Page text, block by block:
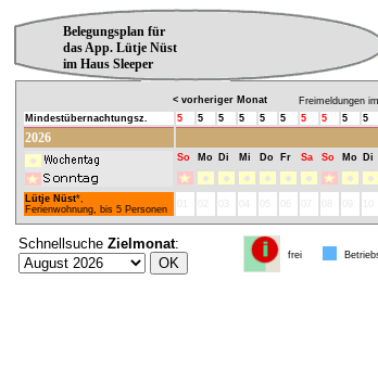
Belegungsplan für
das App. Lütje Nüst
im Haus Sleeper
< vorheriger Monat Freimeldungen
Mindestübernachtungsz.
5 5 5 5 5 5 5 5 5 5
2026
So Mo Di Mi Do Fr Sa So Mo Di
Lütje Nüst*,
Ferienwohnung, bis 5 Personen
Schnellsuche Zielmonat:
frei